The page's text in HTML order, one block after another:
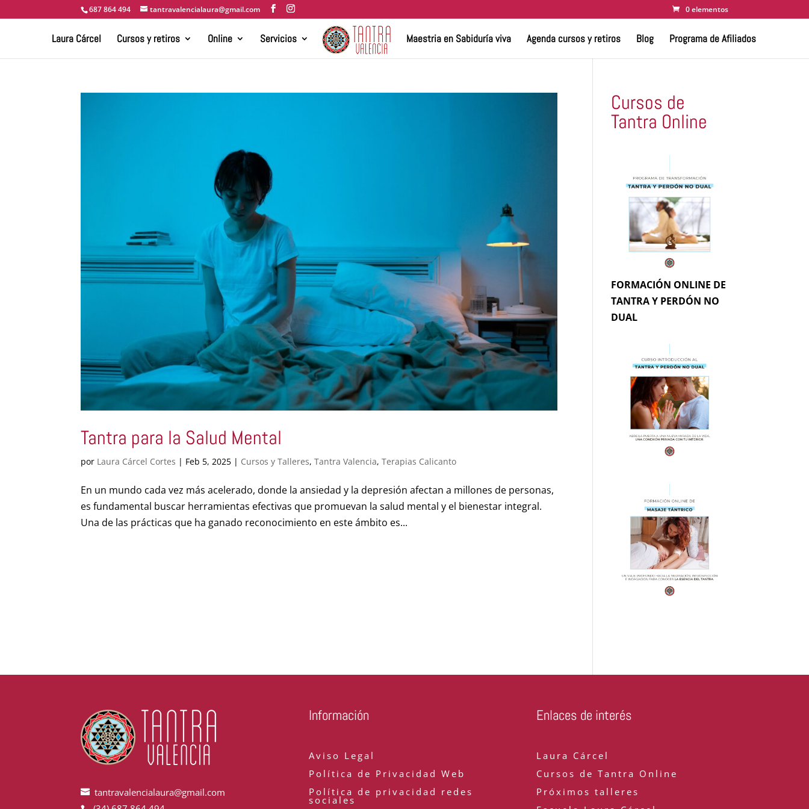
687 864 494 tantravalencialaura@gmail.com 0 elementos
Laura Cárcel Cursos y retiros Online Servicios Maestria en Sabiduría viva Agenda cursos y retiros Blog Programa de Afiliados
Tantra para la Salud Mental
por Laura Cárcel Cortes | Feb 5, 2025 | Cursos y Talleres,Tantra Valencia,Terapias Calicanto
En un mundo cada vez más acelerado, donde la ansiedad y la depresión afectan a millones de personas,
es fundamental buscar herramientas efectivas que promuevan la salud mental y el bienestar integral.
Una de las prácticas que ha ganado reconocimiento en este ámbito es...
Cursos de
Tantra Online
FORMACIÓN ONLINE DE
TANTRA Y PERDÓN NO
DUAL
tantravalencialaura@gmail.com
Información
Aviso Legal
Política de Privacidad Web
Política de privacidad redes
sociales
Enlaces de interés
Laura Cárcel
Cursos de Tantra Online
Próximos talleres